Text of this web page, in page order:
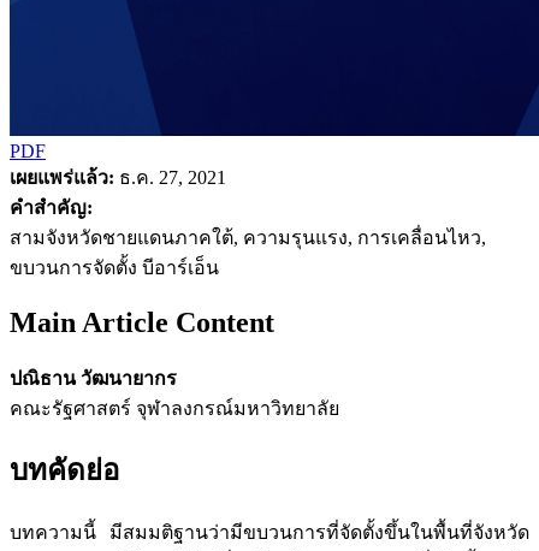
PDF
เผยแพร่แล้ว: ธ.ค. 27, 2021
คำสำคัญ:
สามจังหวัดชายแดนภาคใต้, ความรุนแรง, การเคลื่อนไหว,
ขบวนการจัดตั้ง บีอาร์เอ็น
Main Article Content
ปณิธาน วัฒนายากร
คณะรัฐศาสตร์ จุฬาลงกรณ์มหาวิทยาลัย
บทคัดย่อ
บทความนี้ มีสมมติฐานว่ามีขบวนการที่จัดตั้งขึ้นในพื้นที่จังหวัด